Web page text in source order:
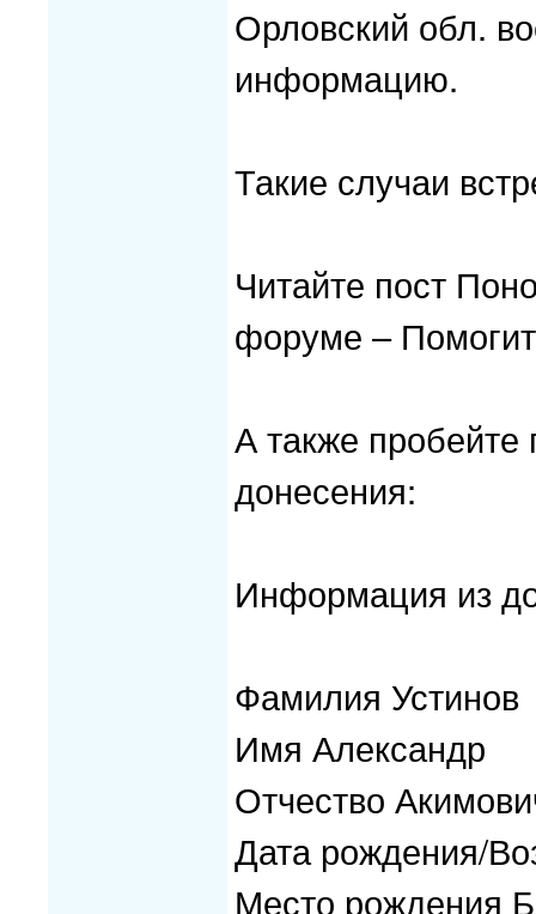
Орловский обл.
информацию.
Такие случаи
Читайте пост
форуме –
А также
донесения:
Информация из
Фамилия Устинов
Имя Александр
Отчество
Дата рождения/
Место рождения